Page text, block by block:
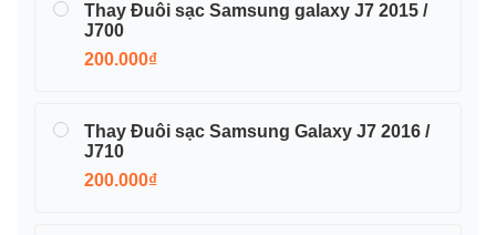
Thay Đuôi sạc Samsung galaxy J7 2015 /
J700
200.000₫
Thay Đuôi sạc Samsung Galaxy J7 2016 /
J710
200.000₫